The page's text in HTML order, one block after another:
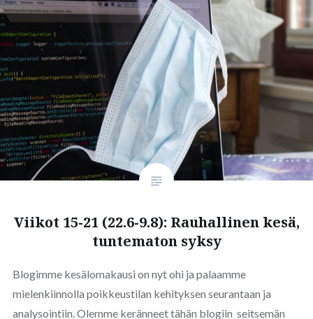
Viikot 15-21 (22.6-9.8): Rauhallinen kesä,
tuntematon syksy
Blogimme kesälomakausi on nyt ohi ja palaamme
mielenkiinnolla poikkeustilan kehityksen seurantaan ja
analysointiin. Olemme keränneet tähän blogiin seitsemän